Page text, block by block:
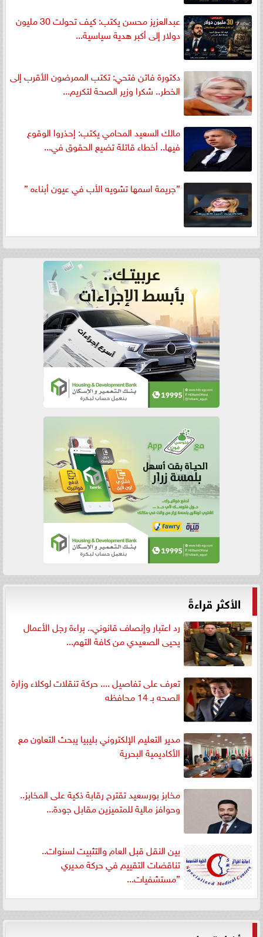
عبدالعزيز محسن يكتب: كيف تحولت 30 مليون
دولار إلى أكبر هدية سياسية...
دكتورة فاتن فتحي: تكتب الممرضون الأقرب إلى
الخطر.. شكرا وزير الصحة لتكريم...
مالك السعيد المحامي يكتب: إحذروا الوقوع
فيها.. أخطاء قاتلة تضيع الحقوق في...
”جريمة اسمها تشويه الأب في عيون أبناءه ”
الأكثر قراءةً
رد اعتبار وإنصاف قانوني.. براءة رجل الأعمال
يحيى الصعيدي من كافة التهم...
تعرف على تفاصيل .... حركة تنقلات لوكلاء وزارة
الصحه بـ 14 محافظه
مدير التعليم الإلكتروني بليبيا يبحث التعاون مع
الأكاديمية البحرية
مخابز بورسعيد تقترح رقابة ذكية على المخابز..
وحوافز مالية للمتميزين مقابل جودة...
بين النقل قبل العام والتثبيت لسنوات..
تناقضات التقييم في حركة مديري
”مستشفيات...